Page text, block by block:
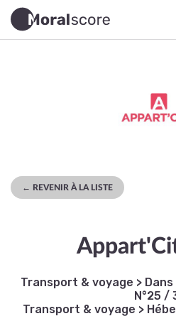
← REVENIR À LA LISTE
Transport & voyage >
N°25 /
Transport & voyage >